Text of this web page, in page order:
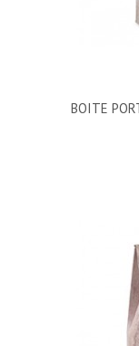
BOITE